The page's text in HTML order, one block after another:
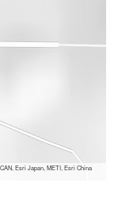
Esri Japan, METI, Esri China